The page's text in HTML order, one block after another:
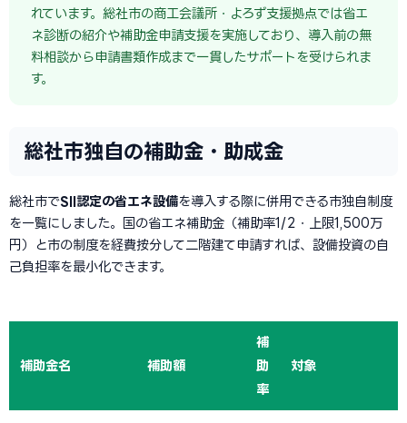
れています。総社市の商工会議所・よろず支援拠点では省エ
ネ診断の紹介や補助金申請支援を実施しており、導入前の無
料相談から申請書類作成まで一貫したサポートを受けられま
す。
総社市独自の補助金・助成金
総社市でSII認定の省エネ設備を導入する際に併用できる市独自制度
を一覧にしました。国の省エネ補助金（補助率1/2・上限1,500万
円）と市の制度を経費按分して二階建て申請すれば、設備投資の自
己負担率を最小化できます。
補助金名 補助額
補
助
率
対象